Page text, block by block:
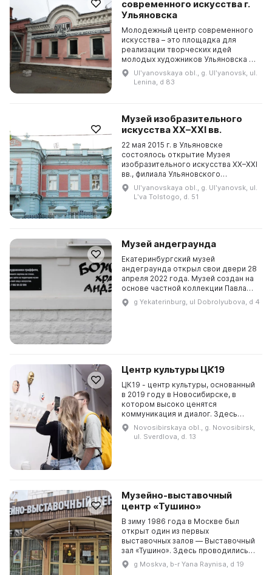
современного искусства г.
Ульяновска
Молодежный центр современного
искусства – это площадка для
реализации творческих идей
молодых художников Ульяновска и
Ульяновской области. Он был
создан по инициативе губернатора
С.И. Морозова и откры...
Ulʹyanovskaya obl., g. Ulʹyanovsk, ul.
Lenina, d 83
Музей изобразительного
искусства ХХ–XXI вв.
22 мая 2015 г. в Ульяновске
состоялось открытие Музея
изобразительного искусства XX–XXI
вв., филиала Ульяновского
областного художественного
музея. В постоянной экспозиции
представлено искусство начал...
Ulʹyanovskaya obl., g. Ulʹyanovsk, ul.
Lʹva Tolstogo, d. 51
Музей андеграунда
Екатеринбургский музей
андеграунда открыл свои двери 28
апреля 2022 года. Музей создан на
основе частной коллекции Павла
Неганова. В музейной экспозиции
представлено более 1 000
g Yekaterinburg, ul Dobrolyubova, d 4
Центр культуры ЦК19
ЦК19 - центр культуры, основанный
в 2019 году в Новосибирске, в
котором высоко ценятся
коммуникация и диалог. Здесь
проводятся выставочные,
просветительские и музыкальные
программы, а также кураторски...
Novosibirskaya obl., g. Novosibirsk,
ul. Sverdlova, d. 13
Музейно-выставочный
центр «Тушино»
В зиму 1986 года в Москве был
открыт один из первых
выставочных залов — Выставочный
зал «Тушино». Здесь проводились
выставки членов Тушинского
товарищества художников,
g Moskva, b-r Yana Raynisa, d 19